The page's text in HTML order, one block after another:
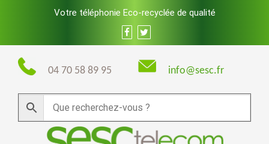
Votre téléphonie Eco-recyclée de qualité
04 70 58 89 95 info@sesc.fr